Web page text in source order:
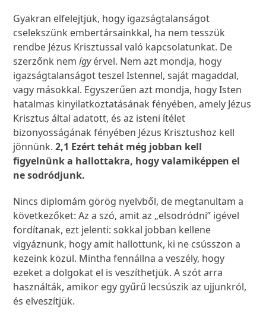
Gyakran elfelejtjük, hogy igazságtalanságot
cselekszünk embertársainkkal, ha nem tesszük
rendbe Jézus Krisztussal való kapcsolatunkat. De
szerzőnk nemígyérvel. Nem azt mondja, hogy
igazságtalanságot teszel Istennel, saját magaddal,
vagy másokkal. Egyszerűen azt mondja, hogy Isten
hatalmas kinyilatkoztatásának fényében, amely Jézus
Krisztus által adatott, és az isteni ítélet
bizonyosságának fényében Jézus Krisztushoz kell
jönnünk.2,1 Ezért tehát még jobban kell
figyelnünk a hallottakra, hogy valamiképpen el
ne sodródjunk.
Nincs diplomám görög nyelvből, de megtanultam a
következőket: Az a szó, amit az „elsodródni” igével
fordítanak, ezt jelenti: sokkal jobban kellene
vigyáznunk, hogy amit hallottunk, ki ne csússzon a
kezeink közül. Mintha fennállna a veszély, hogy
ezeket a dolgokat el is veszíthetjük. A szót arra
használták, amikor egy gyűrű lecsúszik az ujjunkról,
és elveszítjük.